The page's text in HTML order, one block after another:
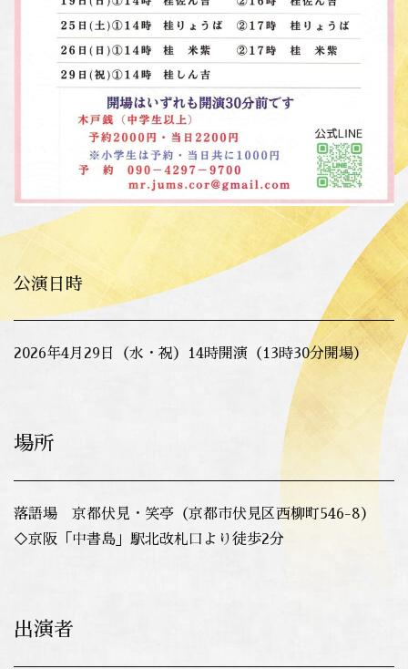
公演日時
2026年4月29日（水・祝）14時開演（13時30分開場）
場所
落語場 京都伏見・笑亭（京都市伏見区西柳町546-8）
◇京阪「中書島」駅北改札口より徒歩2分
出演者